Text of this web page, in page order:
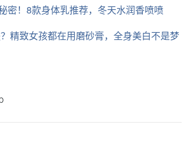
密！8款身体乳推荐，冬天水润香喷喷
精致女孩都在用磨砂膏，全身美白不是梦